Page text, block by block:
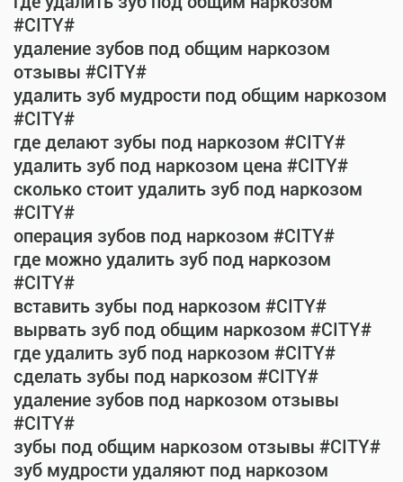
#CITY#
удаление зубов под общим наркозом
отзывы #CITY#
удалить зуб мудрости под общим наркозом
#CITY#
где делают зубы под наркозом #CITY#
удалить зуб под наркозом цена #CITY#
сколько стоит удалить зуб под наркозом
#CITY#
операция зубов под наркозом #CITY#
где можно удалить зуб под наркозом
#CITY#
вставить зубы под наркозом #CITY#
вырвать зуб под общим наркозом #CITY#
где удалить зуб под наркозом #CITY#
сделать зубы под наркозом #CITY#
удаление зубов под наркозом отзывы
#CITY#
зубы под общим наркозом отзывы #CITY#
зуб мудрости удаляют под наркозом